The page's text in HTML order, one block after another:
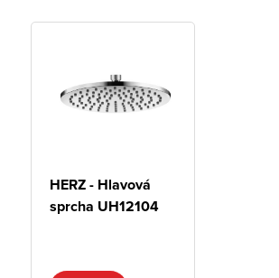
HERZ - Hlavová
sprcha UH12104